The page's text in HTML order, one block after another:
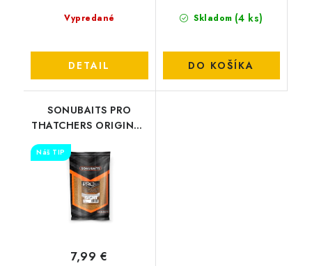
Vypredané
DETAIL
Skladom (4 ks)
DO KOŠÍKA
SONUBAITS PRO
THATCHERS ORIGINAL
Náš TIP
7,99 €